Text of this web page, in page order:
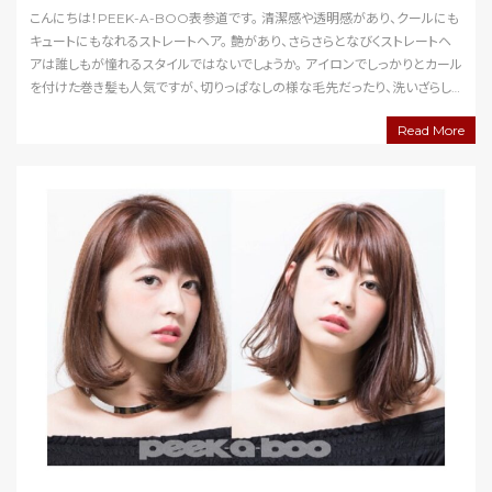
こんにちは！PEEK-A-BOO表参道です。 清潔感や透明感があり、クールにも
キュートにもなれるストレートヘア。 艶があり、さらさらとなびくストレートヘ
アは誰しもが憧れるスタイルではないでしょうか。 アイロンでしっかりとカール
を付けた巻き髪も人気ですが、切りっぱなしの様な毛先だったり、洗いざらし
Read More